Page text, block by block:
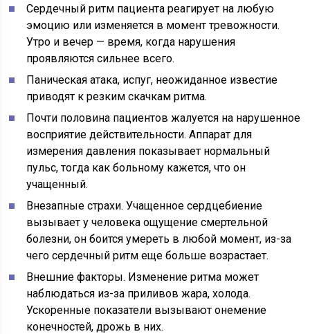
Сердечный ритм пациента реагирует на любую
эмоцию или изменяется в момент тревожности.
Утро и вечер — время, когда нарушения
проявляются сильнее всего.
Паническая атака, испуг, неожиданное известие
приводят к резким скачкам ритма.
Почти половина пациентов жалуется на нарушенное
восприятие действительности. Аппарат для
измерения давления показывает нормальный
пульс, тогда как больному кажется, что он
учащенный.
Внезапные страхи. Учащенное сердцебиение
вызывает у человека ощущение смертельной
болезни, он боится умереть в любой момент, из-за
чего сердечный ритм еще больше возрастает.
Внешние факторы. Изменение ритма может
наблюдаться из-за приливов жара, холода.
Ускоренные показатели вызывают онемение
конечностей, дрожь в них.